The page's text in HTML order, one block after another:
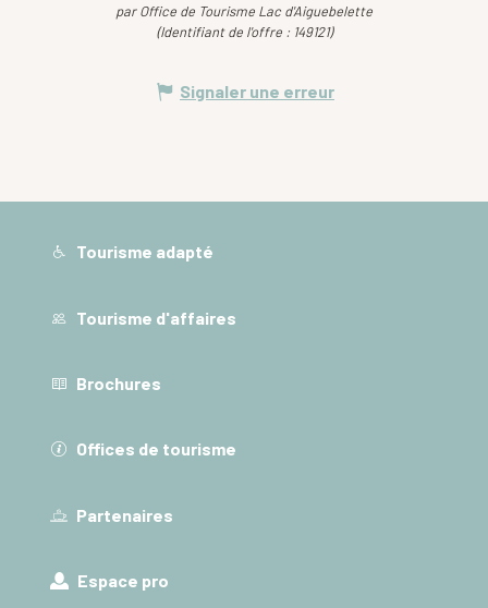
par Office de Tourisme Lac d'Aiguebelette
(Identifiant de l'offre : 149121)
Signaler une erreur
Tourisme adapté
Tourisme d'affaires
Brochures
Offices de tourisme
Partenaires
Espace pro